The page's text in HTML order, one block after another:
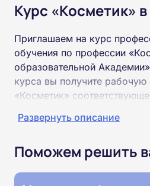
Курс «Косметик»
Приглашаем на курс
обучения по профессии
образовательной
курса вы получите рабочую
«Косметик»
Пройти обучение и получить
образования (9 или 11
Обучение проводится
Развернуть описание
Поможем решить